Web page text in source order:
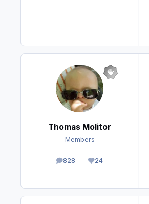
Thomas Molitor
Members
828
posts 24
Reputation